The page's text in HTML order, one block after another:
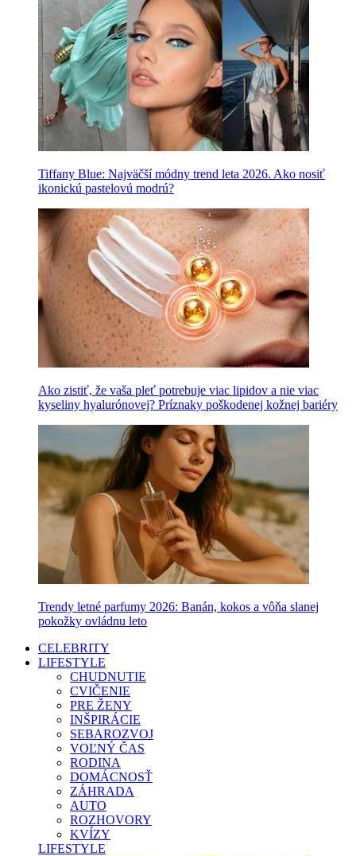
Tiffany Blue: Najväčší módny trend leta 2026. Ako nosiť
ikonickú pastelovú modrú?
Ako zistiť, že vaša pleť potrebuje viac lipidov a nie viac
kyseliny hyalurónovej? Príznaky poškodenej kožnej bariéry
Trendy letné parfumy 2026: Banán, kokos a vôňa slanej
pokožky ovládnu leto
CELEBRITY
LIFESTYLE
CHUDNUTIE
CVIČENIE
PRE ŽENY
INŠPIRÁCIE
SEBAROZVOJ
VOĽNÝ ČAS
RODINA
DOMÁCNOSŤ
ZÁHRADA
AUTO
ROZHOVORY
KVÍZY
LIFESTYLE